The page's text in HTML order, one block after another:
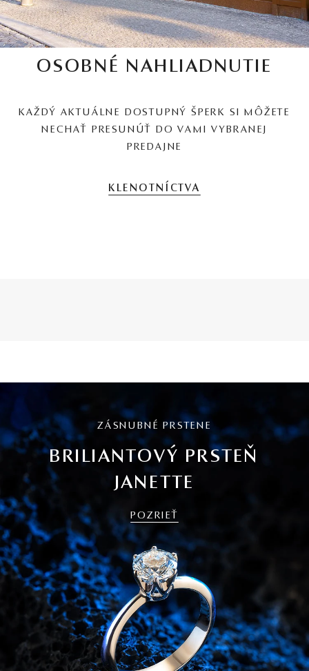
OSOBNÉ NAHLIADNUTIE
KAŽDÝ AKTUÁLNE DOSTUPNÝ ŠPERK SI MÔŽETE
NECHAŤ PRESUNÚŤ DO VAMI VYBRANEJ
PREDAJNE
KLENOTNÍCTVA
ZÁSNUBNÉ PRSTENE
BRILIANTOVÝ PRSTEŇ
JANETTE
POZRIEŤ